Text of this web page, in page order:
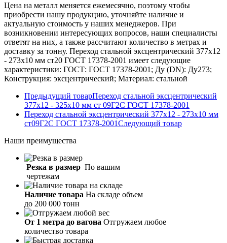
Цена на металл меняется ежемесячно, поэтому чтобы
приобрести нашу продукцию, уточняйте наличие и
актуальную стоимость у наших менеджеров. При
возникновении интересующих вопросов, наши специалисты
ответят на них, а также рассчитают количество в метрах и
доставку за тонну. Переход стальной эксцентрический 377х12
- 273х10 мм ст20 ГОСТ 17378-2001 имеет следующие
характеристики: ГОСТ: ГОСТ 17378-2001; Ду (DN): Ду273;
Конструкция: эксцентрический; Материал: стальной
Предыдущий товарПереход стальной эксцентрический
377х12 - 325х10 мм ст 09Г2С ГОСТ 17378-2001
Переход стальной эксцентрический 377х12 - 273х10 мм
ст09Г2С ГОСТ 17378-2001Следующий товар
Наши преимущества
Резка в размер По вашим
чертежам
Наличие товара На складе объем
до 200 000 тонн
От 1 метра до вагона Отгружаем любое
количество товара